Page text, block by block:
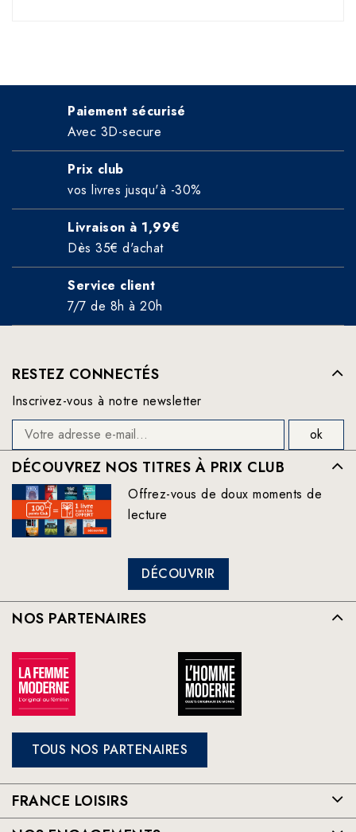
Paiement sécurisé
Avec 3D-secure
Prix club
vos livres jusqu'à -30%
Livraison à 1,99€
Dès 35€ d'achat
Service client
7/7 de 8h à 20h
RESTEZ CONNECTÉS
Inscrivez-vous à notre newsletter
DÉCOUVREZ NOS TITRES À PRIX CLUB
Offrez-vous de doux moments de
lecture
DÉCOUVRIR
NOS PARTENAIRES
TOUS NOS PARTENAIRES
FRANCE LOISIRS